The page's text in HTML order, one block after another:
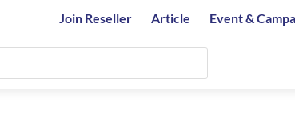
Join Reseller Article Event &